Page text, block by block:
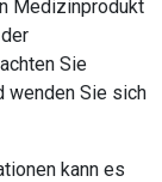
Medizinprodukt
Sie
wenden Sie sich
kann es